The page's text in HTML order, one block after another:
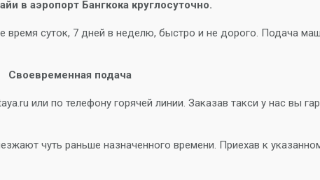
в аэропорт Бангкока круглосуточно.
суток, 7 дней в неделю, быстро и не дорого. Подача
Своевременная подача
или по телефону горячей линии. Заказав такси у нас вы
чуть раньше назначенного времени. Приехав к